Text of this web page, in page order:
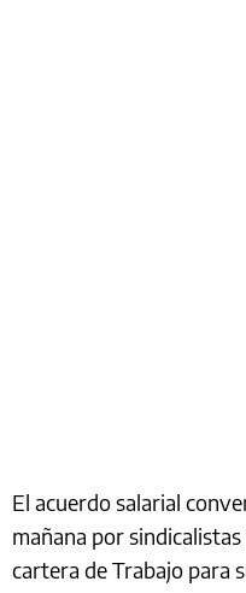
El acuerdo salarial
mañana por
cartera de Trabajo para